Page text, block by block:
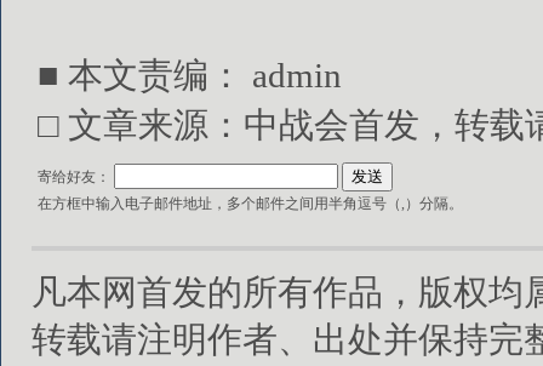
■ 本文责编： admin
□ 文章来源：中战会首发，转载
寄给好友：
在方框中输入电子邮件地址，多个邮件之间用半角逗号（,）分隔。
凡本网首发的所有作品，版权
转载请注明作者、出处并保持完